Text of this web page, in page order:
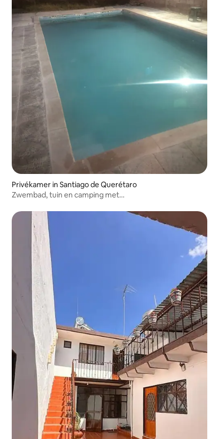
Privékamer in Santiago de Querétaro
Zwembad, tuin en camping met